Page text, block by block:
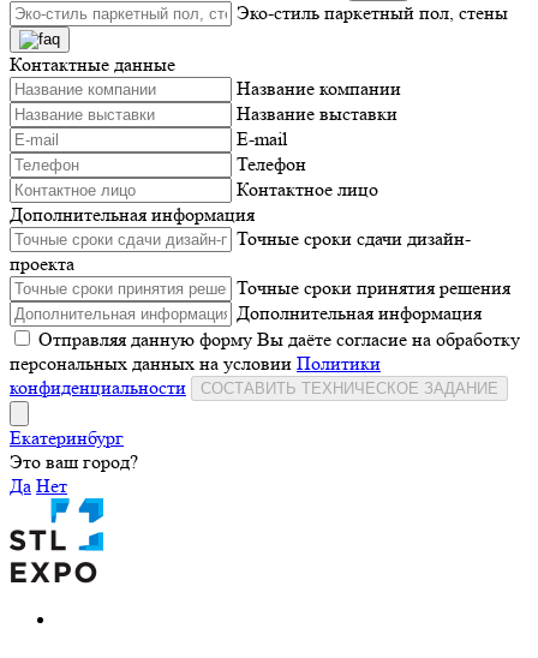
Эко-стиль паркетный пол, стены
Контактные данные
Название компании
Название выставки
E-mail
Телефон
Контактное лицо
Дополнительная информация
Точные сроки сдачи дизайн-
проекта
Точные сроки принятия решения
Дополнительная информация
Отправляя данную форму Вы даёте согласие на обработку
персональных данных на условии Политики
конфиденциальности
СОСТАВИТЬ ТЕХНИЧЕСКОЕ ЗАДАНИЕ
Екатеринбург
Это ваш город?
Да Нет